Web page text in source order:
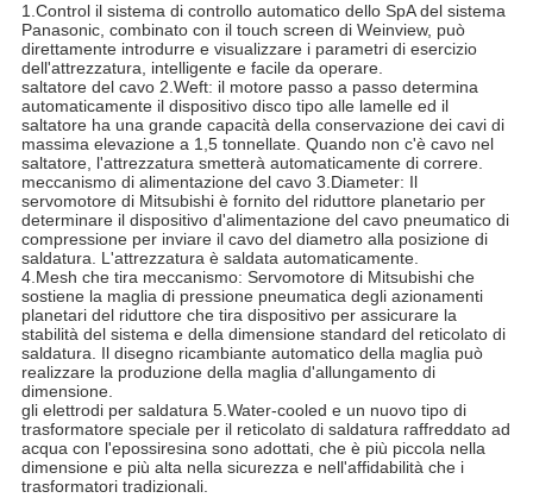
1.Control il sistema di controllo automatico dello SpA del sistema
Panasonic, combinato con il touch screen di Weinview, può
direttamente introdurre e visualizzare i parametri di esercizio
dell'attrezzatura, intelligente e facile da operare.
saltatore del cavo 2.Weft: il motore passo a passo determina
automaticamente il dispositivo disco tipo alle lamelle ed il
saltatore ha una grande capacità della conservazione dei cavi di
massima elevazione a 1,5 tonnellate. Quando non c'è cavo nel
saltatore, l'attrezzatura smetterà automaticamente di correre.
meccanismo di alimentazione del cavo 3.Diameter: Il
servomotore di Mitsubishi è fornito del riduttore planetario per
determinare il dispositivo d'alimentazione del cavo pneumatico di
compressione per inviare il cavo del diametro alla posizione di
saldatura. L'attrezzatura è saldata automaticamente.
4.Mesh che tira meccanismo: Servomotore di Mitsubishi che
sostiene la maglia di pressione pneumatica degli azionamenti
planetari del riduttore che tira dispositivo per assicurare la
stabilità del sistema e della dimensione standard del reticolato di
saldatura. Il disegno ricambiante automatico della maglia può
realizzare la produzione della maglia d'allungamento di
dimensione.
gli elettrodi per saldatura 5.Water-cooled e un nuovo tipo di
trasformatore speciale per il reticolato di saldatura raffreddato ad
acqua con l'epossiresina sono adottati, che è più piccola nella
dimensione e più alta nella sicurezza e nell'affidabilità che i
trasformatori tradizionali.